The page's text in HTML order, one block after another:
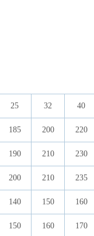
25 32 40
185 200 220
190 210 230
200 210 235
140 150 160
150 160 170